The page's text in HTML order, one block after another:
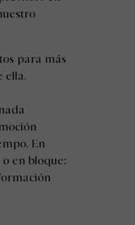
para más
ella.
En
en bloque: